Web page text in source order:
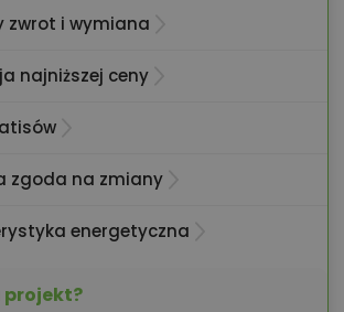
zwrot i wymiana
najniższej ceny
zgoda na zmiany
energetyczna
projekt?